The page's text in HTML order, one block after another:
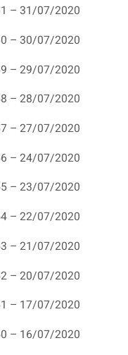
– 31/07/2020
– 30/07/2020
– 29/07/2020
– 28/07/2020
– 27/07/2020
– 24/07/2020
– 23/07/2020
– 22/07/2020
– 21/07/2020
– 20/07/2020
– 17/07/2020
– 16/07/2020